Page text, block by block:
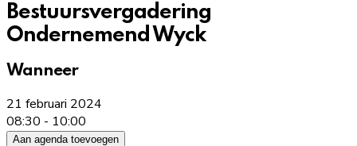
Bestuursvergadering
Ondernemend Wyck
Wanneer
21 februari 2024
08:30 - 10:00
Aan agenda toevoegen